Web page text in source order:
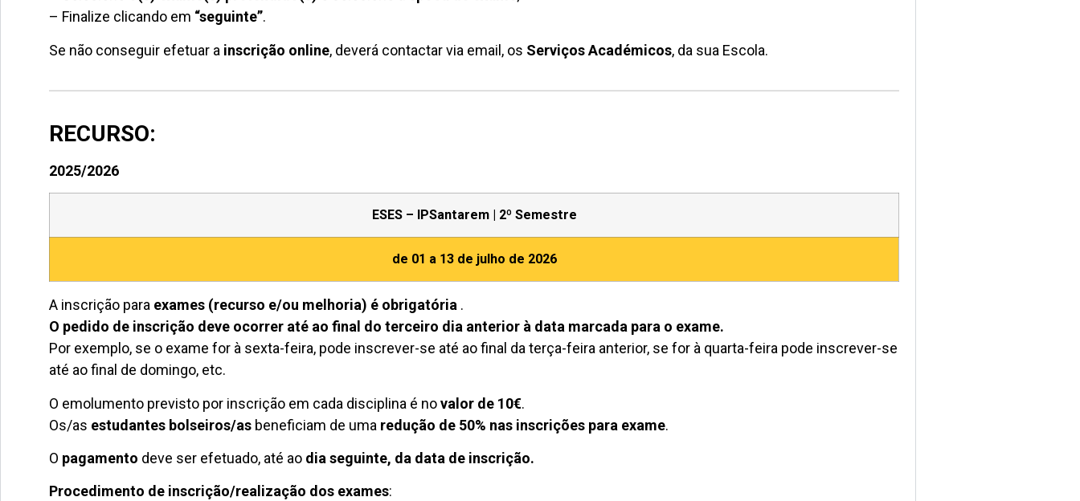
– Finalize clicando em “seguinte”.
Se não conseguir efetuar a inscrição online, deverá contactar via email, os Serviços Académicos, da sua Escola.
RECURSO:
2025/2026
ESES – IPSantarem | 2º Semestre
de 01 a 13 de julho de 2026
A inscrição para exames (recurso e/ou melhoria) é obrigatória .
O pedido de inscrição deve ocorrer até ao final do terceiro dia anterior à data marcada para o exame.
Por exemplo, se o exame for à sexta-feira, pode inscrever-se até ao final da terça-feira anterior, se for à quarta-feira pode inscrever-se
até ao final de domingo, etc.
O emolumento previsto por inscrição em cada disciplina é novalor de 10€.
Os/as estudantes bolseiros/as beneficiam de uma redução de 50% nas inscrições para exame.
O pagamento deve ser efetuado, até ao dia seguinte, da data de inscrição.
Procedimento de inscrição/realização dos exames: